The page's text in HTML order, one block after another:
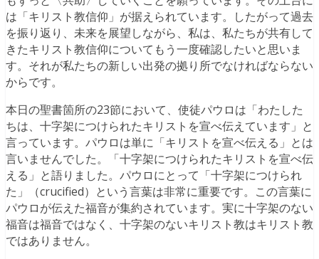
は「キリスト教信仰」が据えられています。したがって過去
を振り返り、未来を展望しながら、私は、私たちが共有して
きたキリスト教信仰についてもう一度確認したいと思いま
す。それが私たちの新しい出発の拠り所でなければならない
からです。
本日の聖書箇所の23節において、使徒パウロは「わたした
ちは、十字架につけられたキリストを宣べ伝えています」と
言っています。パウロは単に「キリストを宣べ伝える」とは
言いませんでした。「十字架につけられたキリストを宣べ伝
える」と語りました。パウロにとって「十字架につけられ
た」（crucified）という言葉は非常に重要です。この言葉に
パウロが伝えた福音が集約されています。実に十字架のない
福音は福音ではなく、十字架のないキリスト教はキリスト教
ではありません。